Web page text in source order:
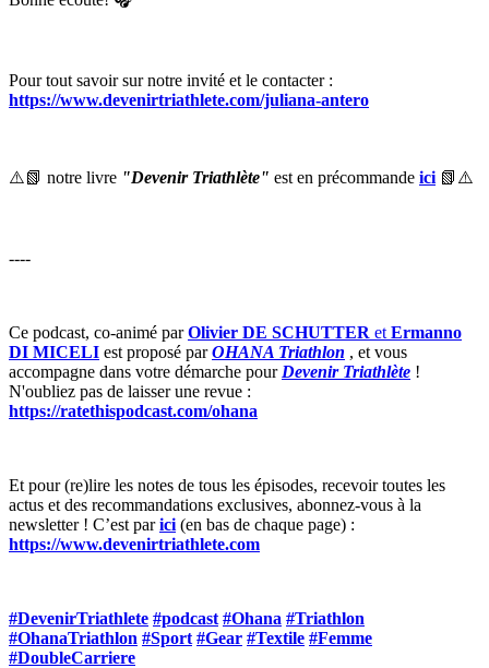
Pour tout savoir sur notre invité et le contacter :
https://www.devenirtriathlete.com/juliana-antero
⚠️📗 notre livre "Devenir Triathlète" est en précommande ici 📗⚠️
----
Ce podcast, co-animé parOlivier DE SCHUTTER et Ermanno
DI MICELI est proposé parOHANA Triathlon , et vous
accompagne dans votre démarche pour Devenir Triathlète !
N'oubliez pas de laisser une revue :
https://ratethispodcast.com/ohana
Et pour (re)lire les notes de tous les épisodes, recevoir toutes les
actus et des recommandations exclusives, abonnez-vous à la
newsletter ! C’est parici (en bas de chaque page) :
https://www.devenirtriathlete.com
#DevenirTriathlete #podcast #Ohana #Triathlon
#OhanaTriathlon #Sport #Gear #Textile #Femme
#DoubleCarriere